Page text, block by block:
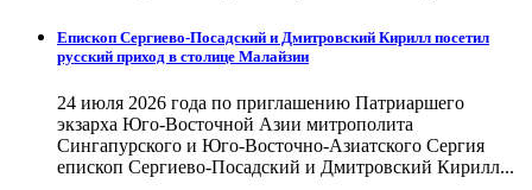
Епископ Сергиево-Посадский и Дмитровский Кирилл посетил
русский приход в столице Малайзии
24 июля 2026 года по приглашению Патриаршего
экзарха Юго-Восточной Азии митрополита
Сингапурского и Юго-Восточно-Азиатского Сергия
епископ Сергиево-Посадский и Дмитровский Кирилл...